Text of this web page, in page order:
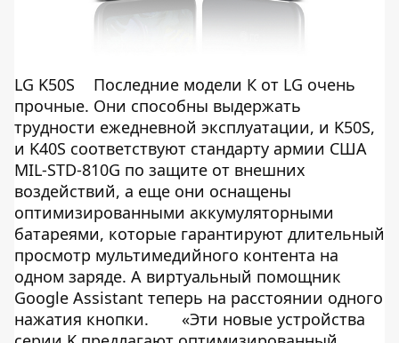
LG K50S
Последние модели К от LG очень
прочные. Они способны выдержать
трудности ежедневной эксплуатации, и K50S,
и K40S соответствуют стандарту армии США
MIL-STD-810G по защите от внешних
воздействий, а еще они оснащены
оптимизированными аккумуляторными
батареями, которые гарантируют длительный
просмотр мультимедийного контента на
одном заряде. А виртуальный помощник
Google Assistant теперь на расстоянии одного
нажатия кнопки.
«Эти новые устройства